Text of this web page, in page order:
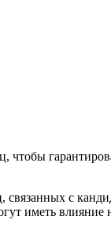
чтобы
с
иметь влияние